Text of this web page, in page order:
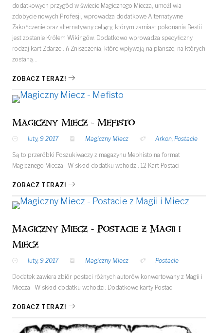
dodatkowych przygód w świecie Magicznego Miecza, umożliwia
zdobycie nowych Profesji, wprowadza dodatkowe Alternatywne
Zakończenie oraz alternatywny cel gry, którym zamiast pokonania Bestii
jest zostanie Królem Wikingów. Dodatkowo wprowadza specyficzny
rodzaj kart Zdarze : ń Zniszczenia, które wpływają na plansze, na których
zostaną…
ZOBACZ TERAZ!
Magiczny Miecz - Mefisto
luty, 9 2017 Magiczny Miecz Arkon, Postacie
Są to przeróbki Poszukiwaczy z magazynu Mephisto na format
Magicznego Miecza W skład dodatku wchodzi: 12 Kart Postaci
ZOBACZ TERAZ!
Magiczny Miecz - Postacie z Magii i
Miecz
luty, 9 2017 Magiczny Miecz Postacie
Dodatek zawiera zbiór postaci różnych autorów konwertowany z Magii i
Miecza W skład dodatku wchodzi: Dodatkowe karty Postaci
ZOBACZ TERAZ!